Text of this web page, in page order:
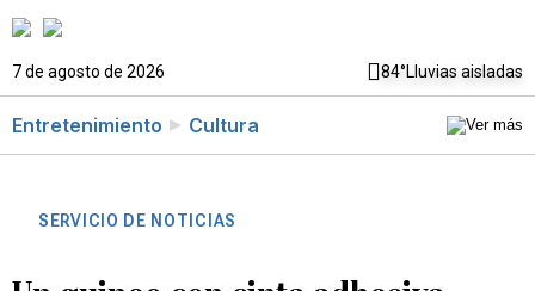
7 de agosto de 2026 84°Lluvias aisladas
Entretenimiento Cultura
SERVICIO DE NOTICIAS